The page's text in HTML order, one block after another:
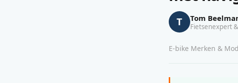
T Tom
Fietsenexpert
E-bike Merken &